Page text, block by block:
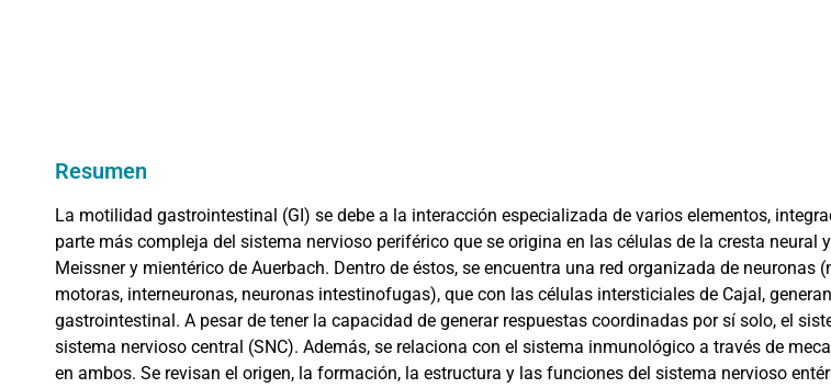
Resumen
La motilidad gastrointestinal (GI) se debe a la interacción especializada de varios elementos,
parte más compleja del sistema nervioso periférico que se origina en las células de la cresta neural
Meissner y mientérico de Auerbach. Dentro de éstos, se encuentra una red organizada de
motoras, interneuronas, neuronas intestinofugas), que con las células intersticiales de Cajal,
gastrointestinal. A pesar de tener la capacidad de generar respuestas coordinadas por sí solo, el
sistema nervioso central (SNC). Además, se relaciona con el sistema inmunológico a través de
en ambos. Se revisan el origen, la formación, la estructura y las funciones del sistema nervioso